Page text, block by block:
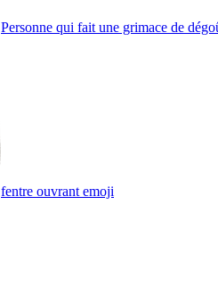
Personne qui fait une grimace de
fentre ouvrant emoji